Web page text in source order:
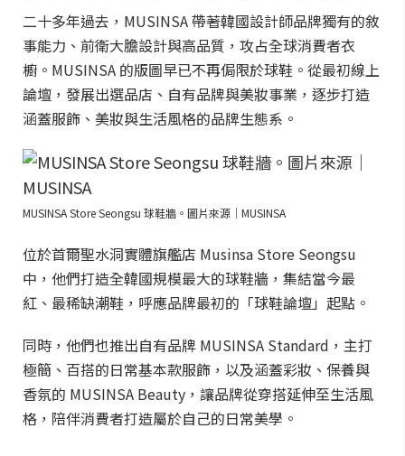
二十多年過去，MUSINSA 帶著韓國設計師品牌獨有的敘
事能力、前衛大膽設計與高品質，攻占全球消費者衣
櫥。MUSINSA 的版圖早已不再侷限於球鞋。從最初線上
論壇，發展出選品店、自有品牌與美妝事業，逐步打造
涵蓋服飾、美妝與生活風格的品牌生態系。
MUSINSA Store Seongsu 球鞋牆。圖片來源｜MUSINSA
位於首爾聖水洞實體旗艦店 Musinsa Store Seongsu
中，他們打造全韓國規模最大的球鞋牆，集結當今最
紅、最稀缺潮鞋，呼應品牌最初的「球鞋論壇」起點。
同時，他們也推出自有品牌 MUSINSA Standard，主打
極簡、百搭的日常基本款服飾，以及涵蓋彩妝、保養與
香氛的 MUSINSA Beauty，讓品牌從穿搭延伸至生活風
格，陪伴消費者打造屬於自己的日常美學。